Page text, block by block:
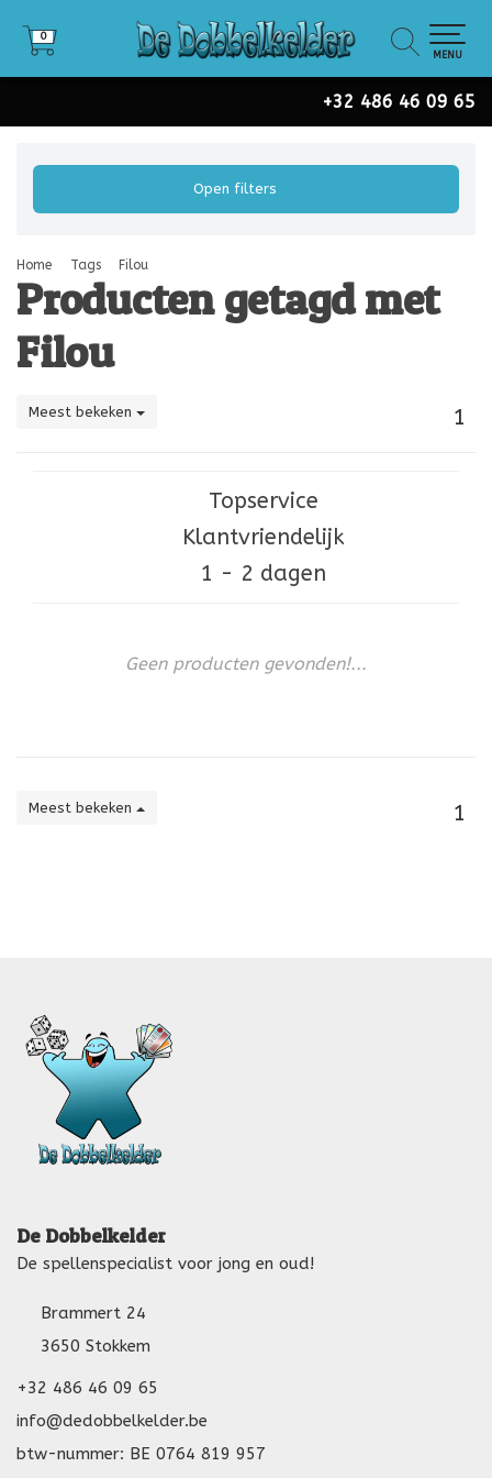
+32 486 46 09 65
0
0
MENU
Open filters
Home Tags Filou
Producten getagd met
Filou
Meest bekeken 1
Topservice
Klantvriendelijk
1 - 2 dagen
Geen producten gevonden!...
Meest bekeken 1
De Dobbelkelder
De spellenspecialist voor jong en oud!
Brammert 24
3650 Stokkem
+32 486 46 09 65
info@dedobbelkelder.be
btw-nummer: BE 0764 819 957